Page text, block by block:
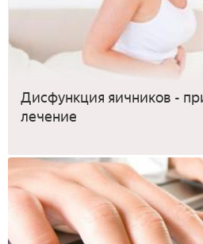
Дисфункция яичников -
лечение